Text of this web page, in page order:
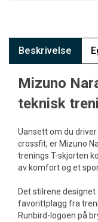
Beskrivelse
Mizuno
teknisk
Uansett om du
crossfit, er Mizuno
trenings T-skjorten
av komfort og et
Det stilrene
favorittplagg fra
Runbird-logoen på